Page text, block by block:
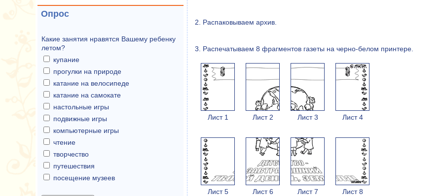
2. Распаковываем архив.
3. Распечатываем 8 фрагментов газеты на черно-белом принтере.
Лист 1 Лист 2 Лист 3 Лист 4
Лист 5 Лист 6 Лист 7 Лист 8
Опрос
Какие занятия нравятся Вашему ребенку
летом?
купание
прогулки на природе
катание на велосипеде
катание на самокате
настольные игры
подвижные игры
компьютерные игры
чтение
творчество
путешествия
посещение музеев